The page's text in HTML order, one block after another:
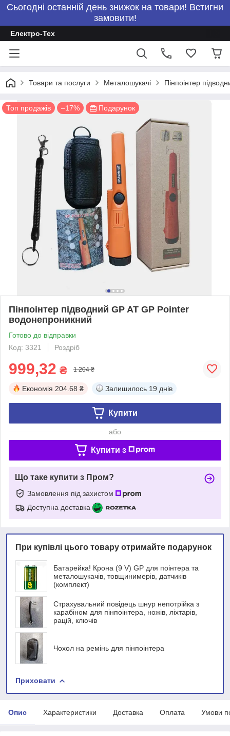
Сьогодні останній день знижок на товари! Встигни
замовити!
Електро-Тех
Товари та послуги Металошукачі Пінпоінтер
Топ продажів –17% Подарунок
Пінпоінтер підводний GP AT GP Pointer
водонепроникний
Готово до відправки
Код: 3321
Роздріб
999,32 ₴ 1 204 ₴
Економія 204.68 ₴ Залишилось 19 днів
Купити
або
Купити з
Що таке купити з Пром?
Замовлення під захистом
Доступна доставка
При купівлі цього товару отримайте подарунок
Батарейка! Крона (9 V) GP для поінтера та
металошукачів, товщинимерів, датчиків
(комплект)
Страхувальний повідець шнур непотрійка з
карабіном для пінпоінтера, ножів, ліхтарів,
рацій, ключів
Чохол на ремінь для пінпоінтера
Приховати
Опис Характеристики Доставка Оплата Умови